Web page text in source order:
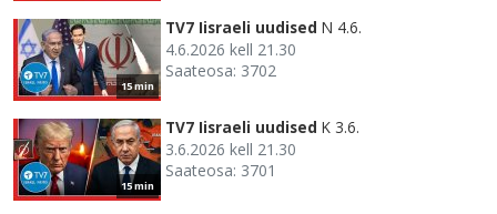
15 min
TV7 Iisraeli uudised N 4.6.
4.6.2026 kell 21.30
Saateosa: 3702
15 min
TV7 Iisraeli uudised K 3.6.
3.6.2026 kell 21.30
Saateosa: 3701